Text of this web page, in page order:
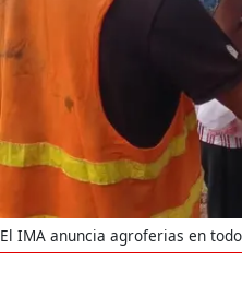
El IMA anuncia agroferias en